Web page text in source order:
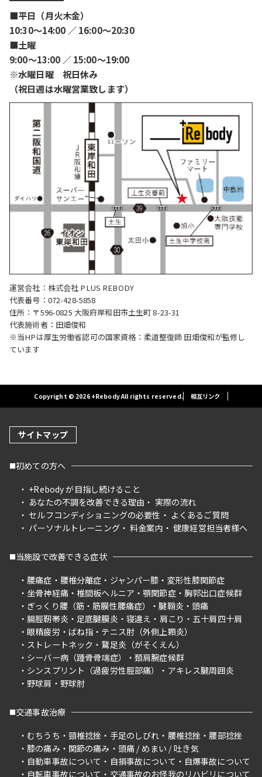
■平日（月火木金）
10:30〜14:00 ／ 16:00〜20:30
■土曜
9:00〜13:00 ／ 15:00〜19:00
※水曜日曜 祝日休み
（祝日週は水曜営業致します）
運営会社：株式会社 PLUS REBODY
代表番号：072-428-5858
住所：〒596-0825 大阪府岸和田市土生町 8-23-31
代表施術者：田畑俊和
※当HPは厚生労働省認可の国家資格：柔道整復師 田畑俊和が監修し
ています
Copyright © 2026 +Rebody All rights reserved. 相互リンク
サイトマップ
初めての方へ
+Rebody が目指し続けること
あなたの不調を改善できる理由
実際の流れ
セルフコンディショニングの必要性
よくあるご質問
パーソナルトレーニング
料金案内 健康経営担当者様へ
当施設で改善できる症状
腰痛症
腰椎分離症 ジャンパー膝
変形性膝関節症
坐骨神経痛
椎間板ヘルニア 顎関節症
胸郭出口症候群
ぎっくり腰（筋・筋膜性腰痛症）
腱鞘炎
頭痛
腸脛靭帯炎
足底腱膜炎 寝違え 肩こり
五十肩四十肩
眼精疲労
ばね指
テニス肘（外側上顆炎）
ストレートネック
鵞足炎（がそくえん）
シーバー病（踵骨骨端症）
頚肩腕症候群
シンスプリント（過疲労性脛部痛）
アキレス腱周囲炎
野球肩
野球肘
交通事故治療
むちうち
頸椎捻挫 手足のしびれ 腰椎捻挫
腰部捻挫
膝の痛み
関節の痛み
頭痛 / めまい / 吐き気
自動車事故について
自損事故について
自爆事故について
自転車事故について
交通事故のお怪我のリハビリについて